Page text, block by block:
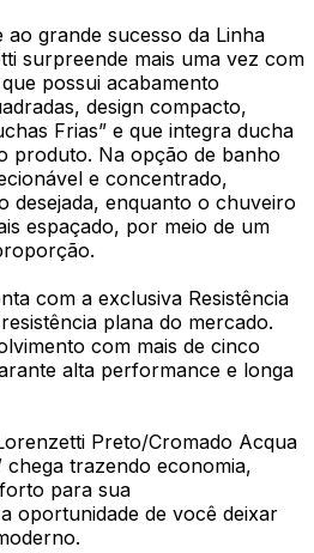
ao grande sucesso da Linha
surpreende mais uma vez com
possui acabamento
design compacto,
Frias” e que integra ducha
produto. Na opção de banho
e concentrado,
desejada, enquanto o chuveiro
espaçado, por meio de um
com a exclusiva Resistência
plana do mercado.
com mais de cinco
alta performance e longa
Preto/Cromado Acqua
trazendo economia,
para sua
oportunidade de você deixar